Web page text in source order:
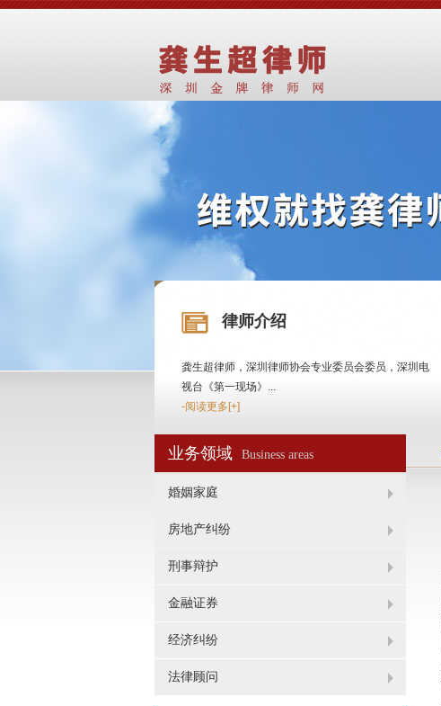
律师介绍
龚生超律师，深圳律师协会专业委员会委员，深圳电
视台《第一现场》...
-阅读更多[+]
业务领域 Business areas
婚姻家庭
房地产纠纷
刑事辩护
金融证券
经济纠纷
法律顾问